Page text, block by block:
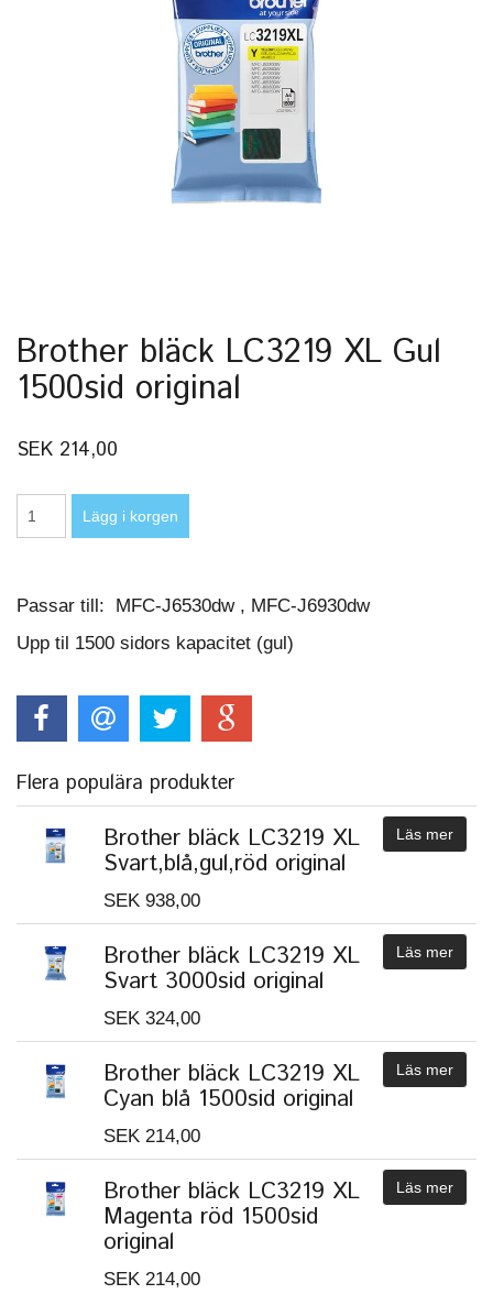
Brother bläck LC3219 XL Gul
1500sid original
SEK 214,00
Passar till: MFC-J6530dw , MFC-J6930dw
Upp til 1500 sidors kapacitet (gul)
Flera populära produkter
Brother bläck LC3219 XL
Svart,blå,gul,röd original
SEK 938,00
Läs mer
Brother bläck LC3219 XL
Svart 3000sid original
SEK 324,00
Läs mer
Brother bläck LC3219 XL
Cyan blå 1500sid original
SEK 214,00
Läs mer
Brother bläck LC3219 XL
Magenta röd 1500sid
original
SEK 214,00
Läs mer